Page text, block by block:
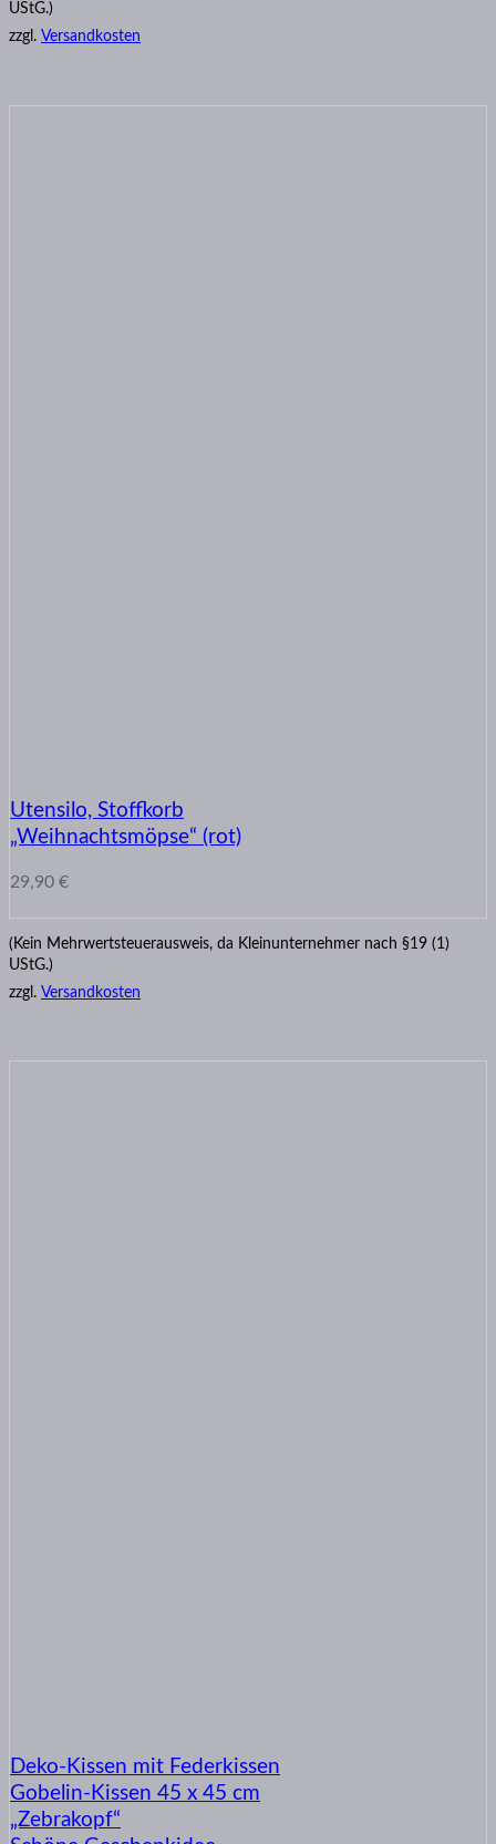
UStG.)
zzgl. Versandkosten
Utensilo, Stoffkorb
„Weihnachtsmöpse“ (rot)
29,90 €
(Kein Mehrwertsteuerausweis, da Kleinunternehmer nach §19 (1)
UStG.)
zzgl. Versandkosten
Deko-Kissen mit Federkissen
Gobelin-Kissen 45 x 45 cm
„Zebrakopf“